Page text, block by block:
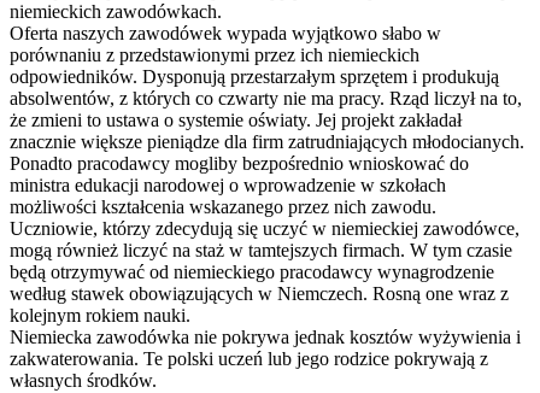
niemieckich zawodówkach.
Oferta naszych zawodówek wypada wyjątkowo słabo w
porównaniu z przedstawionymi przez ich niemieckich
odpowiedników. Dysponują przestarzałym sprzętem i produkują
absolwentów, z których co czwarty nie ma pracy. Rząd liczył na to,
że zmieni to ustawa o systemie oświaty. Jej projekt zakładał
znacznie większe pieniądze dla firm zatrudniających młodocianych.
Ponadto pracodawcy mogliby bezpośrednio wnioskować do
ministra edukacji narodowej o wprowadzenie w szkołach
możliwości kształcenia wskazanego przez nich zawodu.
Uczniowie, którzy zdecydują się uczyć w niemieckiej zawodówce,
mogą również liczyć na staż w tamtejszych firmach. W tym czasie
będą otrzymywać od niemieckiego pracodawcy wynagrodzenie
według stawek obowiązujących w Niemczech. Rosną one wraz z
kolejnym rokiem nauki.
Niemiecka zawodówka nie pokrywa jednak kosztów wyżywienia i
zakwaterowania. Te polski uczeń lub jego rodzice pokrywają z
własnych środków.